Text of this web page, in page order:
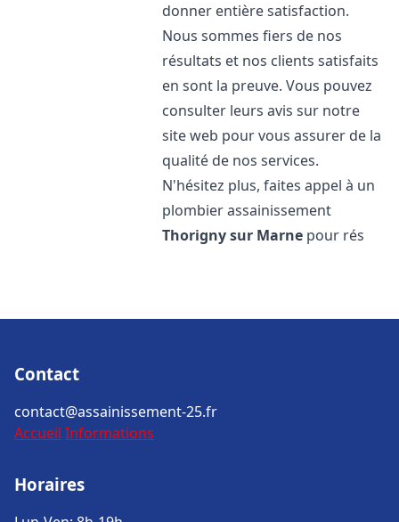
donner entière satisfaction.
Nous sommes fiers de nos
résultats et nos clients satisfaits
en sont la preuve. Vous pouvez
consulter leurs avis sur notre
site web pour vous assurer de la
qualité de nos services.
N'hésitez plus, faites appel à un
plombier assainissement
Thorigny sur Marne pour rés
Contact
contact@assainissement-25.fr
Accueil Informations
Horaires